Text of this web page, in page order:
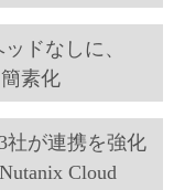
ドなしに、
素化
社が連携を強化
Cloud